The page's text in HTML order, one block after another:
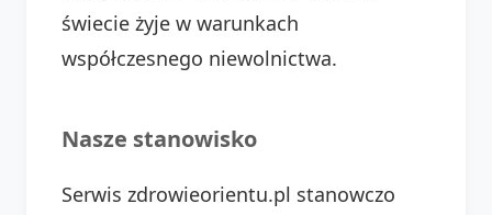
świecie żyje w warunkach
współczesnego niewolnictwa.
Nasze stanowisko
Serwis zdrowieorientu.pl stanowczo